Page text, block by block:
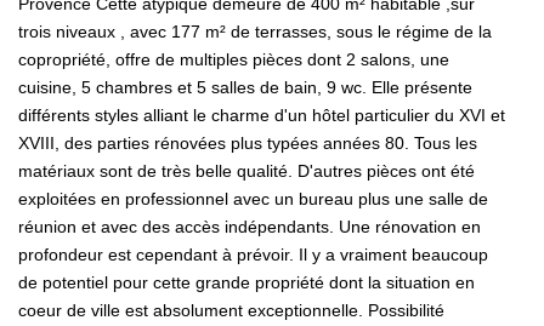
trois niveaux , avec 177 m² de terrasses, sous le régime de la
copropriété, offre de multiples pièces dont 2 salons, une
cuisine, 5 chambres et 5 salles de bain, 9 wc. Elle présente
différents styles alliant le charme d'un hôtel particulier du XVI et
XVIII, des parties rénovées plus typées années 80. Tous les
matériaux sont de très belle qualité. D'autres pièces ont été
exploitées en professionnel avec un bureau plus une salle de
réunion et avec des accès indépendants. Une rénovation en
profondeur est cependant à prévoir. Il y a vraiment beaucoup
de potentiel pour cette grande propriété dont la situation en
coeur de ville est absolument exceptionnelle. Possibilité